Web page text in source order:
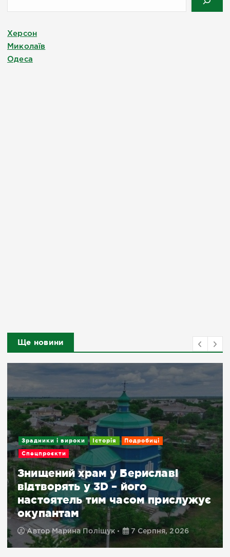
Херсон
Миколаїв
Одеса
Ще новини
Зрадники і вироки Історія Подробиці
Спецпроєкти
Знищений храм у Бериславі
відтворять у 3D – його
настоятель тим часом прислужує
окупантам
Автор Марина Поліщук 7 Серпня, 2026